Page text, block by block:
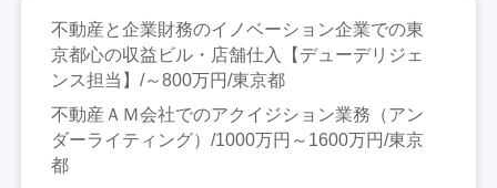
不動産と企業財務のイノベーション企業での東
京都心の収益ビル・店舗仕入【デューデリジェ
ンス担当】/～800万円/東京都
不動産ＡＭ会社でのアクイジション業務（アン
ダーライティング）/1000万円～1600万円/東京
都